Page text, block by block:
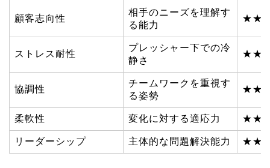
顧客志向性
相手のニーズを理解す
る能力
ストレス耐性
プレッシャー下での冷
静さ
協調性
チームワークを重視す
る姿勢
柔軟性 変化に対する適応力
リーダーシップ 主体的な問題解決能力